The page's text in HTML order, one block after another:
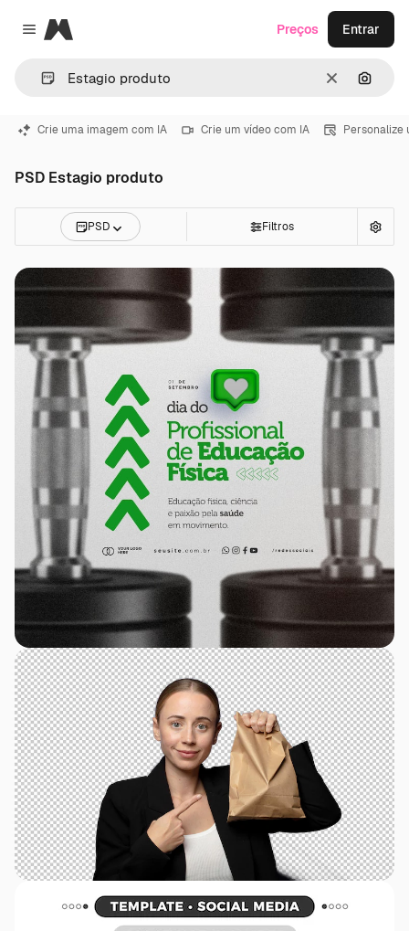
Close menu
Magnific
Limpar
Preços Entrar
Crie uma imagem com IA Crie um vídeo com IA Personalize
PSD Estagio produto
PSD Filtros